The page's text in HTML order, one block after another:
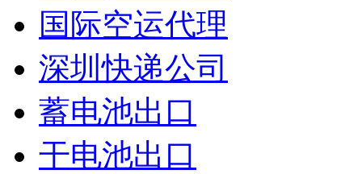
国际空运代理
深圳快递公司
蓄电池出口
干电池出口